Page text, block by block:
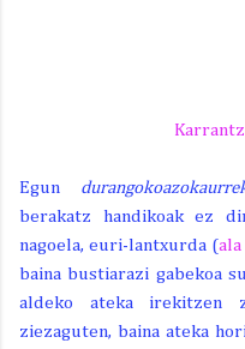
Egun
berakatz handikoak ez
nagoela, euri-lantxurda (
baina bustiarazi gabekoa
aldeko ateka irekitzen
ziezaguten, baina ateka